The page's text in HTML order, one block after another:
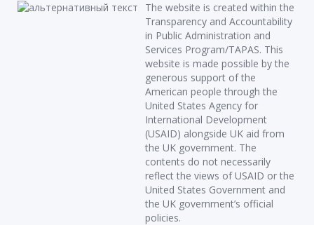
The website is created within the
Transparency and Accountability
in Public Administration and
Services Program/TAPAS. This
website is made possible by the
generous support of the
American people through the
United States Agency for
International Development
(USAID) alongside UK aid from
the UK government. The
contents do not necessarily
reflect the views of USAID or the
United States Government and
the UK government’s official
policies.